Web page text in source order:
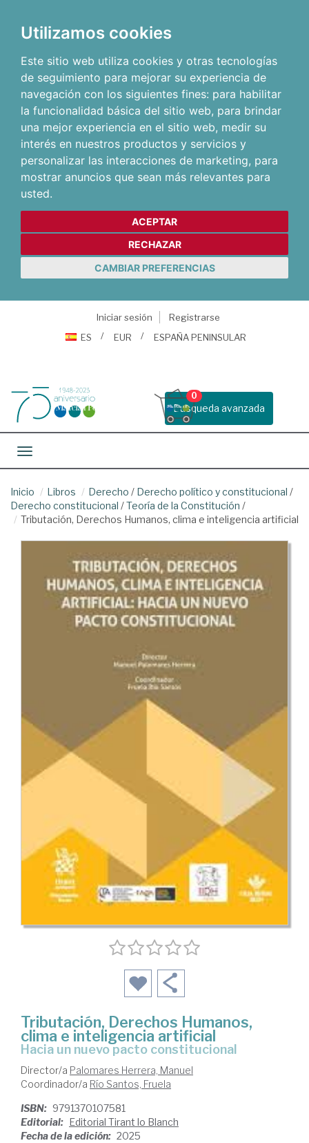
Utilizamos cookies
Este sitio web utiliza cookies y otras tecnologías
de seguimiento para mejorar su experiencia de
navegación con los siguientes fines: para habilitar
la funcionalidad básica del sitio web, para brindar
una mejor experiencia en el sitio web, medir su
interés en nuestros productos y servicios y
personalizar las interacciones de marketing, para
mostrar anuncios que sean más relevantes para
usted.
ACEPTAR
RECHAZAR
CAMBIAR PREFERENCIAS
Iniciar sesión
Registrarse
ES
EUR ESPAÑA PENINSULAR
Busqueda avanzada
0
Toggle navigation
Inicio Libros Derecho / Derecho político y constitucional /
Derecho constitucional /Teoría de la Constitución /
Tributación, Derechos Humanos, clima e inteligencia artificial
Tributación, Derechos Humanos,
clima e inteligencia artificial
hacia un nuevo pacto constitucional
Director/a Palomares Herrera, Manuel
Coordinador/a Río Santos, Fruela
ISBN: 9791370107581
Editorial: Editorial Tirant lo Blanch
Fecha de la edición: 2025